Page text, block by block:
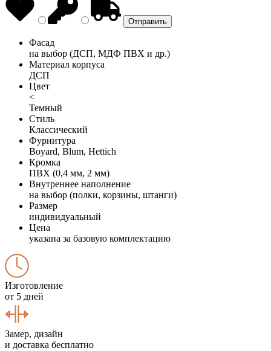
Фасад
на выбор (ДСП, МДФ ПВХ и др.)
Материал корпуса
ДСП
Цвет
<
Темный
Стиль
Классический
Фурнитура
Boyard, Blum, Hettich
Кромка
ПВХ (0,4 мм, 2 мм)
Внутреннее наполнение
на выбор (полки, корзины, штанги)
Размер
индивидуальный
Цена
указана за базовую комплектацию
Изготовление
от 5 дней
Замер, дизайн
и доставка бесплатно